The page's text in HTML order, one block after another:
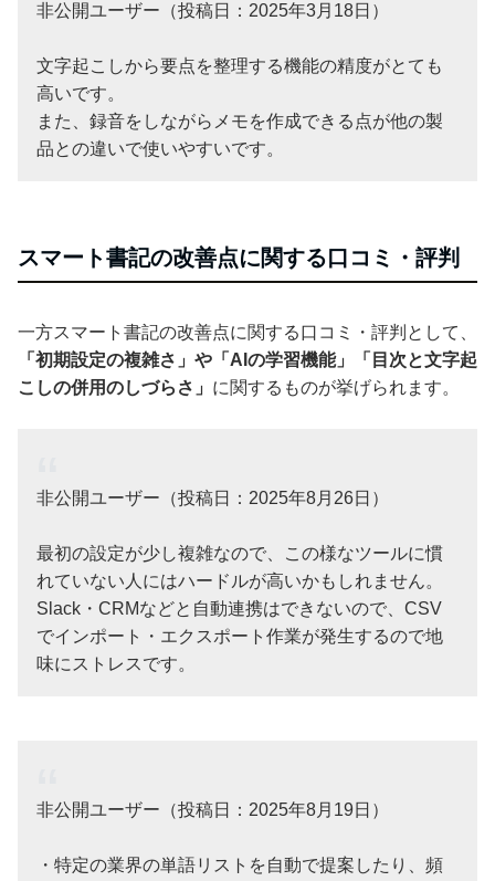
非公開ユーザー（投稿日：2025年3月18日）
文字起こしから要点を整理する機能の精度がとても
高いです。
また、録音をしながらメモを作成できる点が他の製
品との違いで使いやすいです。
スマート書記の改善点に関する口コミ・評判
一方スマート書記の改善点に関する口コミ・評判として、
「初期設定の複雑さ」や「AIの学習機能」「目次と文字起
こしの併用のしづらさ」 に関するものが挙げられます。
非公開ユーザー（投稿日：2025年8月26日）
最初の設定が少し複雑なので、この様なツールに慣
れていない人にはハードルが高いかもしれません。
Slack・CRMなどと自動連携はできないので、CSV
でインポート・エクスポート作業が発生するので地
味にストレスです。
非公開ユーザー（投稿日：2025年8月19日）
・特定の業界の単語リストを自動で提案したり、頻